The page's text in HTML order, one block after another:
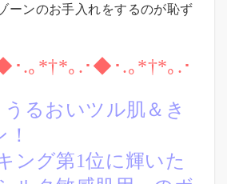
ーンのお手入れをするのが恥ず
.｡*†*｡.･◆･.｡*†*｡.･
るおいツル肌＆き
ング第1位に輝いた